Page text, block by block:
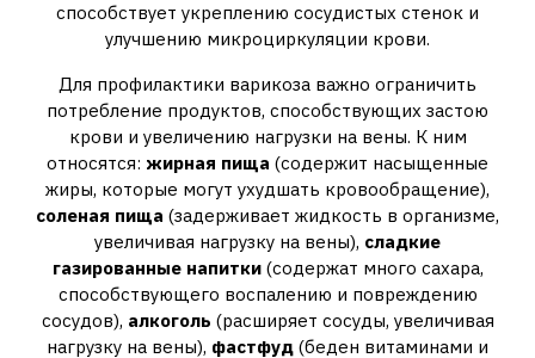
способствует укреплению сосудистых стенок и
улучшению микроциркуляции крови.
Для профилактики варикоза важно ограничить
потребление продуктов, способствующих застою
крови и увеличению нагрузки на вены. К ним
относятся: жирная пища (содержит насыщенные
жиры, которые могут ухудшать кровообращение),
соленая пища (задерживает жидкость в организме,
увеличивая нагрузку на вены), сладкие
газированные напитки(содержат много сахара,
способствующего воспалению и повреждению
сосудов), алкоголь (расширяет сосуды, увеличивая
нагрузку на вены), фастфуд (беден витаминами и